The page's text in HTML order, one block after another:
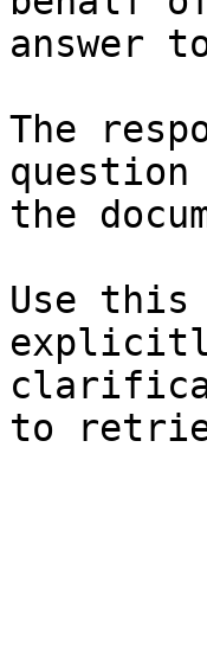
answer
The
the
Use this